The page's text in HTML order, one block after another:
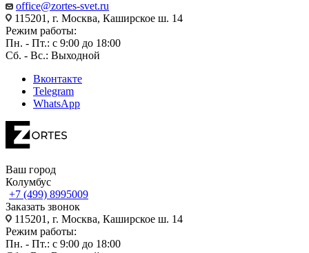
office@zortes-svet.ru
115201, г. Москва, Каширское ш. 14
Режим работы:
Пн. - Пт.: с 9:00 до 18:00
Сб. - Вс.: Выходной
Вконтакте
Telegram
WhatsApp
Ваш город
Колумбус
+7 (499) 8995009
Заказать звонок
115201, г. Москва, Каширское ш. 14
Режим работы:
Пн. - Пт.: с 9:00 до 18:00